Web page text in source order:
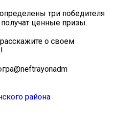
три победителя
ценные призы.
о своем
района